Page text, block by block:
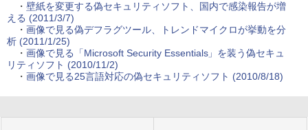
・ 壁紙を変更する偽セキュリティソフト、国内で感染報告が増
える (2011/3/7)
・ 画像で見る偽デフラグツール、トレンドマイクロが挙動を分
析 (2011/1/25)
・ 画像で見る「Microsoft Security Essentials」を装う偽セキュ
リティソフト (2010/11/2)
・ 画像で見る25言語対応の偽セキュリティソフト (2010/8/18)